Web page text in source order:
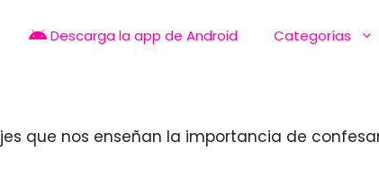
Descarga la app de Android Categorías
que nos enseñan la importancia de